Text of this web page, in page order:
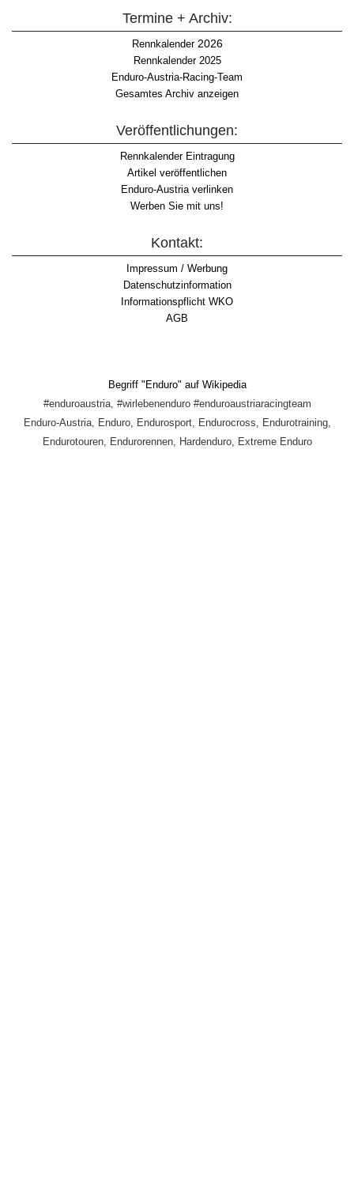
Termine + Archiv:
Rennkalender2026
Rennkalender 2025
Enduro-Austria-Racing-Team
Gesamtes Archiv anzeigen
Veröffentlichungen:
Rennkalender Eintragung
Artikel veröffentlichen
Enduro-Austria verlinken
Werben Sie mit uns!
Kontakt:
Impressum / Werbung
Datenschutzinformation
Informationspflicht WKO
AGB
Begriff "Enduro" auf Wikipedia
#enduroaustria, #wirlebenenduro #enduroaustriaracingteam
Enduro-Austria, Enduro, Endurosport, Endurocross, Endurotraining,
Endurotouren, Endurorennen, Hardenduro, Extreme Enduro